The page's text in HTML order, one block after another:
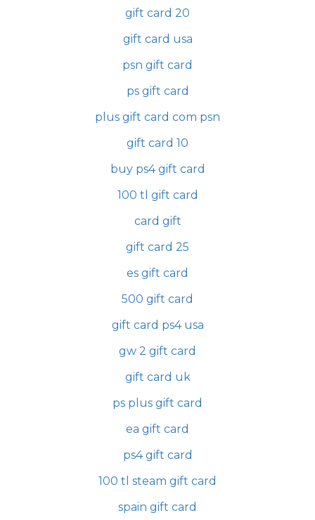
gift card 20
gift card usa
psn gift card
ps gift card
plus gift card com psn
gift card 10
buy ps4 gift card
100 tl gift card
card gift
gift card 25
es gift card
500 gift card
gift card ps4 usa
gw 2 gift card
gift card uk
ps plus gift card
ea gift card
ps4 gift card
100 tl steam gift card
spain gift card